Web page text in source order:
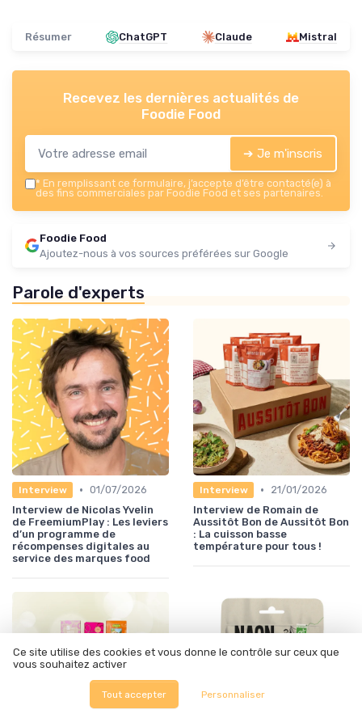
Résumer ChatGPT Claude Mistral
Recevez les dernières actualités de
Foodie Food
➔ Je m'inscris
* En remplissant ce formulaire, j’accepte d’être contacté(e) à
des fins commerciales par Foodie Food et ses partenaires.
Foodie Food
Ajoutez-nous à vos sources préférées sur Google
Parole d'experts
Interview • 01/07/2026
Interview de Nicolas Yvelin
de FreemiumPlay : Les leviers
d’un programme de
récompenses digitales au
service des marques food
Interview •
21/01/2026
Interview de Romain de
Aussitôt Bon de Aussitôt Bon
: La cuisson basse
température pour tous !
Ce site utilise des cookies et vous donne le contrôle sur ceux que
vous souhaitez activer
Tout accepter Personnaliser